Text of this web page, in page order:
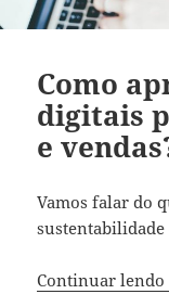
Como
digitais
e
Vamos falar do
Continuar lendo